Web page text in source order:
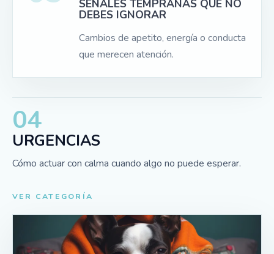
SEÑALES TEMPRANAS QUE NO
DEBES IGNORAR
Cambios de apetito, energía o conducta
que merecen atención.
04
URGENCIAS
Cómo actuar con calma cuando algo no puede esperar.
VER CATEGORÍA